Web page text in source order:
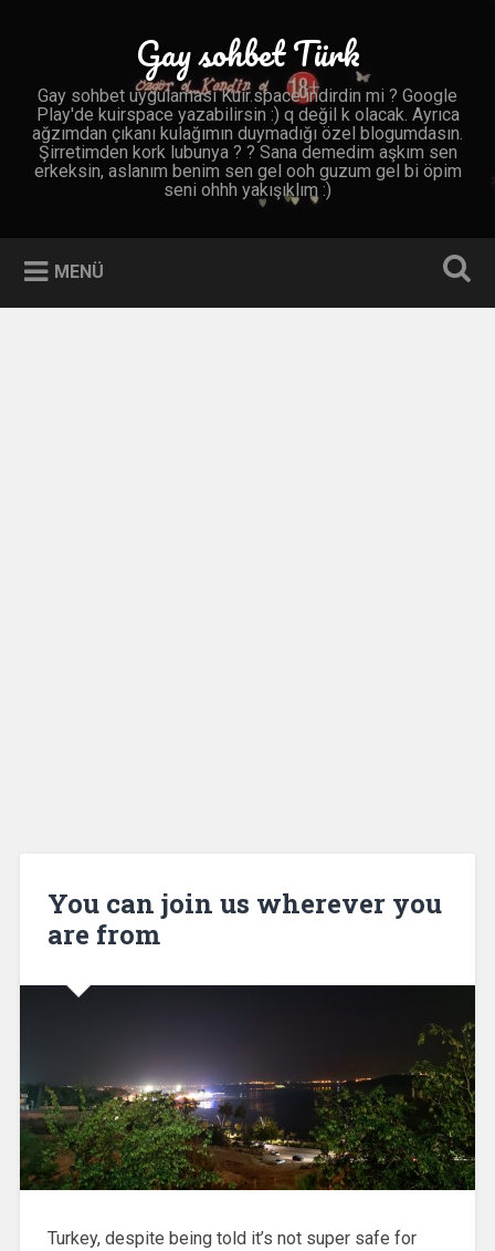
Gay sohbet Türk
Gay sohbet uygulaması Kuir.space indirdin mi ? Google
Play'de kuirspace yazabilirsin :) q değil k olacak. Ayrıca
ağzımdan çıkanı kulağımın duymadığı özel blogumdasın.
Şirretimden kork lubunya ? ? Sana demedim aşkım sen
erkeksin, aslanım benim sen gel ooh guzum gel bi öpim
seni ohhh yakışıklım :)
MENÜ
You can join us wherever you
are from
Turkey, despite being told it’s not super safe for